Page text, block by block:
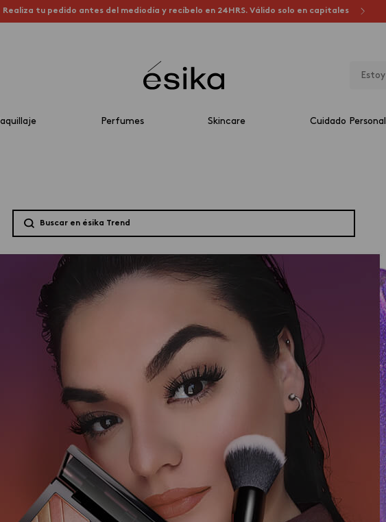
Realiza tu pedido antes del mediodía y recíbelo en 24HRS. Válido solo en capitales
Perfumes Skincare Cuidado Personal